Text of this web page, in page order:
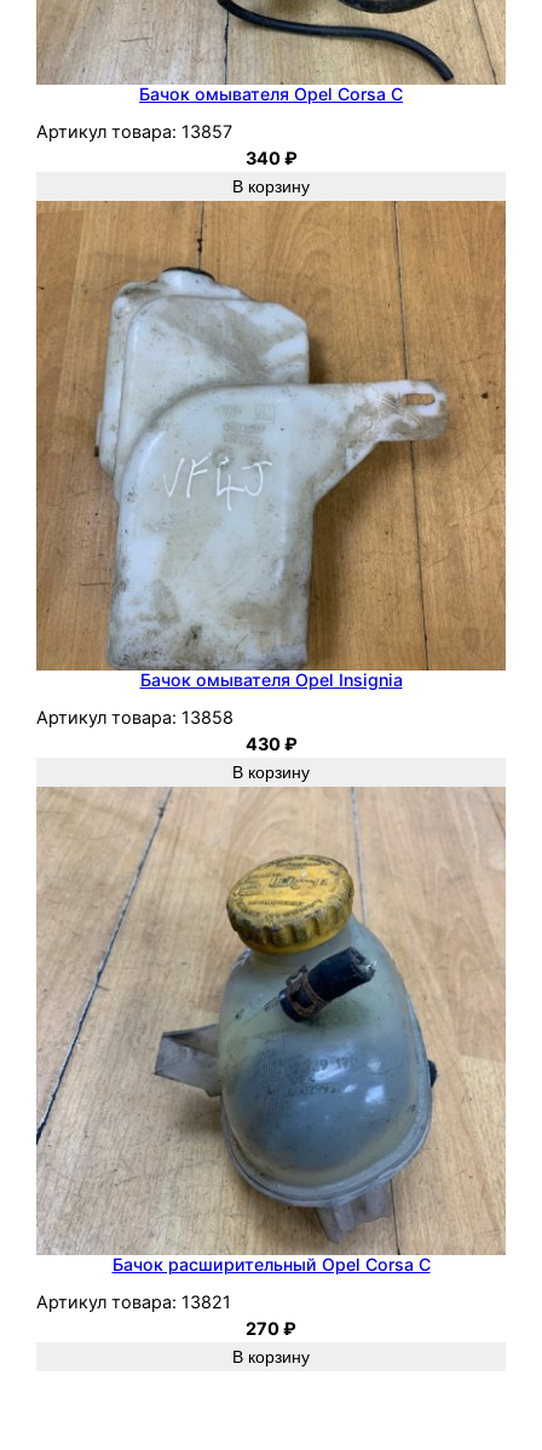
Бачок омывателя Opel Corsa C
Артикул товара: 13857
340₽
В корзину
Бачок омывателя Opel Insignia
Артикул товара: 13858
430₽
В корзину
Бачок расширительный Opel Corsa C
Артикул товара: 13821
270₽
В корзину